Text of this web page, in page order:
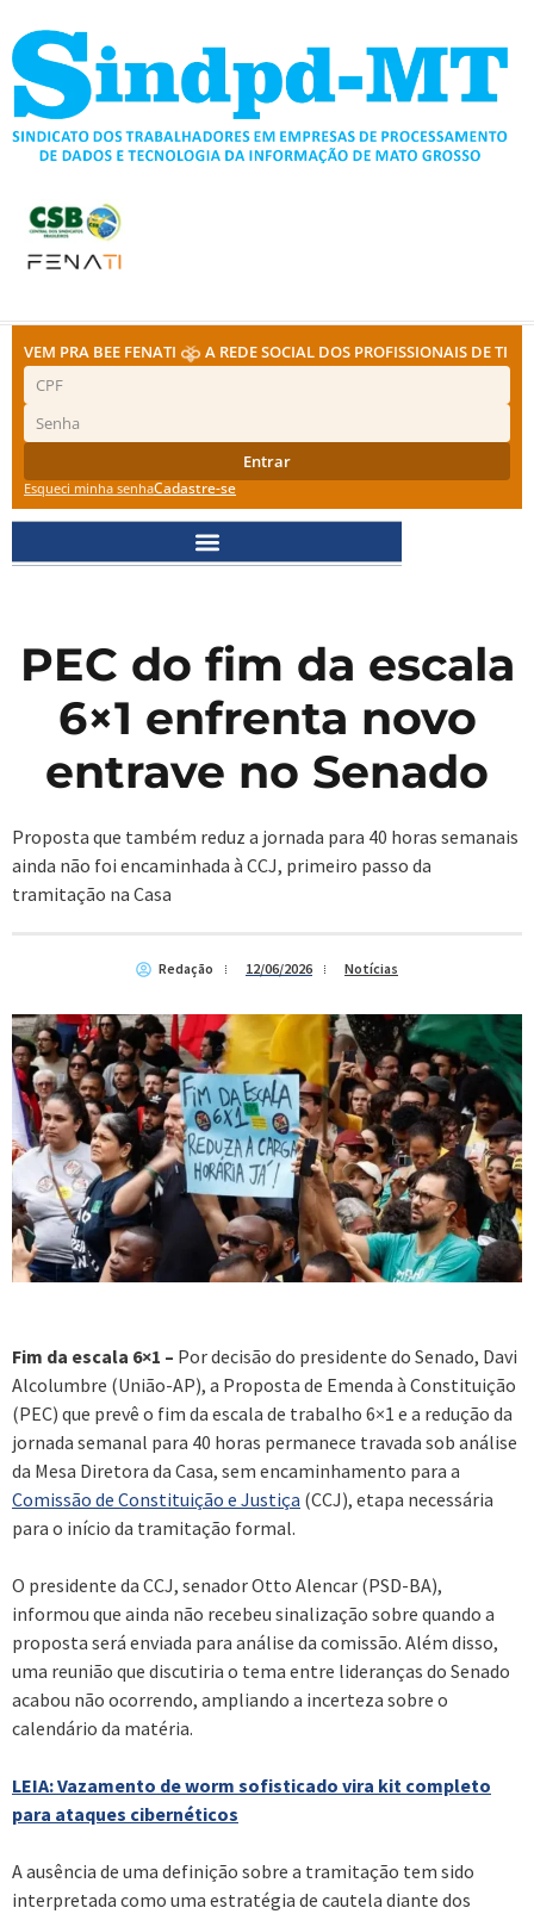
para
conteúdo
VEM PRA BEE FENATI A REDE SOCIAL DOS PROFISSIONAIS DE TI
Entrar
Esqueci minha senhaCadastre-se
PEC do fim da escala
6×1 enfrenta novo
entrave no Senado
Proposta que também reduz a jornada para 40 horas semanais
ainda não foi encaminhada à CCJ, primeiro passo da
tramitação na Casa
Redação 12/06/2026 Notícias
Fim da escala 6×1 – Por decisão do presidente do Senado, Davi
Alcolumbre (União-AP), a Proposta de Emenda à Constituição
(PEC) que prevê o fim da escala de trabalho 6×1 e a redução da
jornada semanal para 40 horas permanece travada sob análise
da Mesa Diretora da Casa, sem encaminhamento para a
Comissão de Constituição e Justiça (CCJ), etapa necessária
para o início da tramitação formal.
O presidente da CCJ, senador Otto Alencar (PSD-BA),
informou que ainda não recebeu sinalização sobre quando a
proposta será enviada para análise da comissão. Além disso,
uma reunião que discutiria o tema entre lideranças do Senado
acabou não ocorrendo, ampliando a incerteza sobre o
calendário da matéria.
LEIA: Vazamento de worm sofisticado vira kit completo
para ataques cibernéticos
A ausência de uma definição sobre a tramitação tem sido
interpretada como uma estratégia de cautela diante dos